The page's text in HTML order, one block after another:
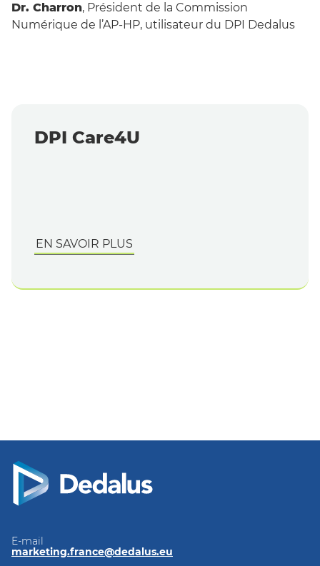
Dr. Charron, Président de la Commission
Numérique de l’AP-HP, utilisateur du DPI Dedalus
DPI Care4U
EN SAVOIR PLUS
E-mail
marketing.france@dedalus.eu